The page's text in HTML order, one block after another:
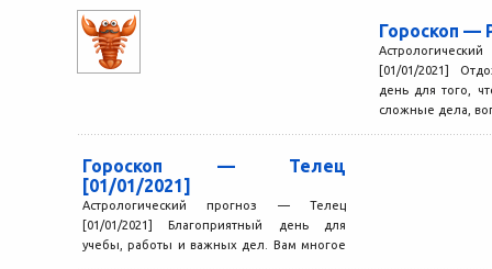
Гороскоп —
[01/01/2021]
день для того,
сложные дела,
Гороскоп — Телец
[01/01/2021]
Астрологический прогноз — Телец
[01/01/2021] Благоприятный день для
учебы, работы и важных дел. Вам многое